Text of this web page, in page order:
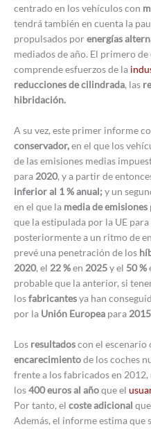
centrado en los vehículos con
tendrá también en cuenta la
propulsados porenergías
mediados de año. El primero
comprende esfuerzos de la
reducciones de cilindrada, las
hibridación.
A su vez, este primer informe
conservador,en el que los
de las emisiones medias
para 2020, y a partir de
inferior al 1 % anual; y un
en el que la media de emisiones
que la estipulada por la UE para
posteriormente a un ritmo de
prevé una penetración de los
2020, el 22 %en 2025y el 50 %
probable que la anterior, si
losfabricantesya han
por la Unión Europea para
Los resultadoscon el escenario
encarecimientode los coches
frente a los fabricados en 2012,
los400 euros al añoque el
Por tanto, el coste adicional
Además, el informe estima que